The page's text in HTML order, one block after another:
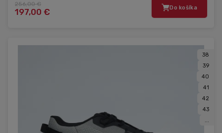
256,00 €
197,00 € Do košíka
38
39
40
41
42
43
...